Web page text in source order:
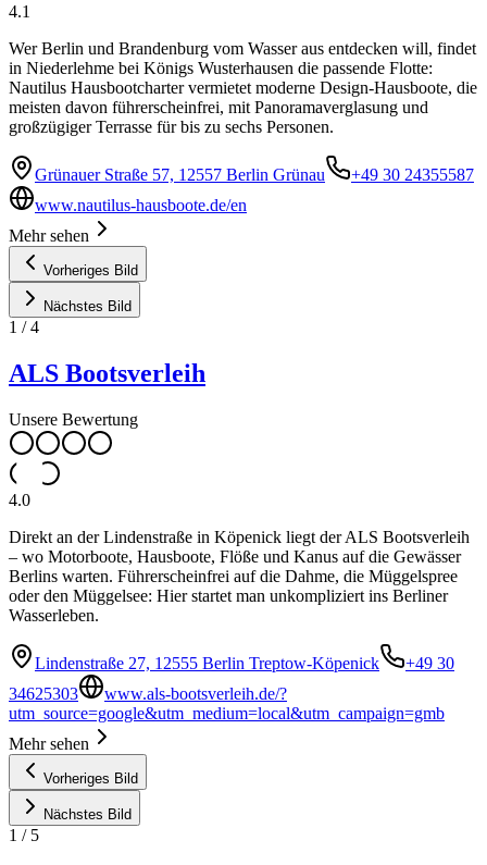
4.1
Wer Berlin und Brandenburg vom Wasser aus entdecken will, findet
in Niederlehme bei Königs Wusterhausen die passende Flotte:
Nautilus Hausbootcharter vermietet moderne Design-Hausboote, die
meisten davon führerscheinfrei, mit Panoramaverglasung und
großzügiger Terrasse für bis zu sechs Personen.
Grünauer Straße 57, 12557 Berlin Grünau
+49 30 24355587
www.nautilus-hausboote.de/en
Mehr sehen
Vorheriges Bild
Nächstes Bild
1 /4
ALS Bootsverleih
Unsere Bewertung
4.0
Direkt an der Lindenstraße in Köpenick liegt der ALS Bootsverleih
– wo Motorboote, Hausboote, Flöße und Kanus auf die Gewässer
Berlins warten. Führerscheinfrei auf die Dahme, die Müggelspree
oder den Müggelsee: Hier startet man unkompliziert ins Berliner
Wasserleben.
Lindenstraße 27, 12555 Berlin Treptow-Köpenick
+49 30
34625303
www.als-bootsverleih.de/?
utm_source=google&utm_medium=local&utm_campaign=gmb
Mehr sehen
Vorheriges Bild
Nächstes Bild
1 / 5